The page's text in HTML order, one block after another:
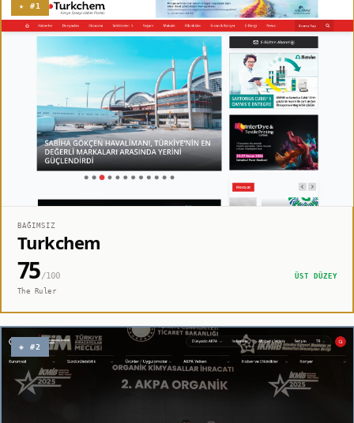
★ #1
BAĞIMSIZ
Turkchem
75/100
ÜST DÜZEY
The Ruler
◈ #2